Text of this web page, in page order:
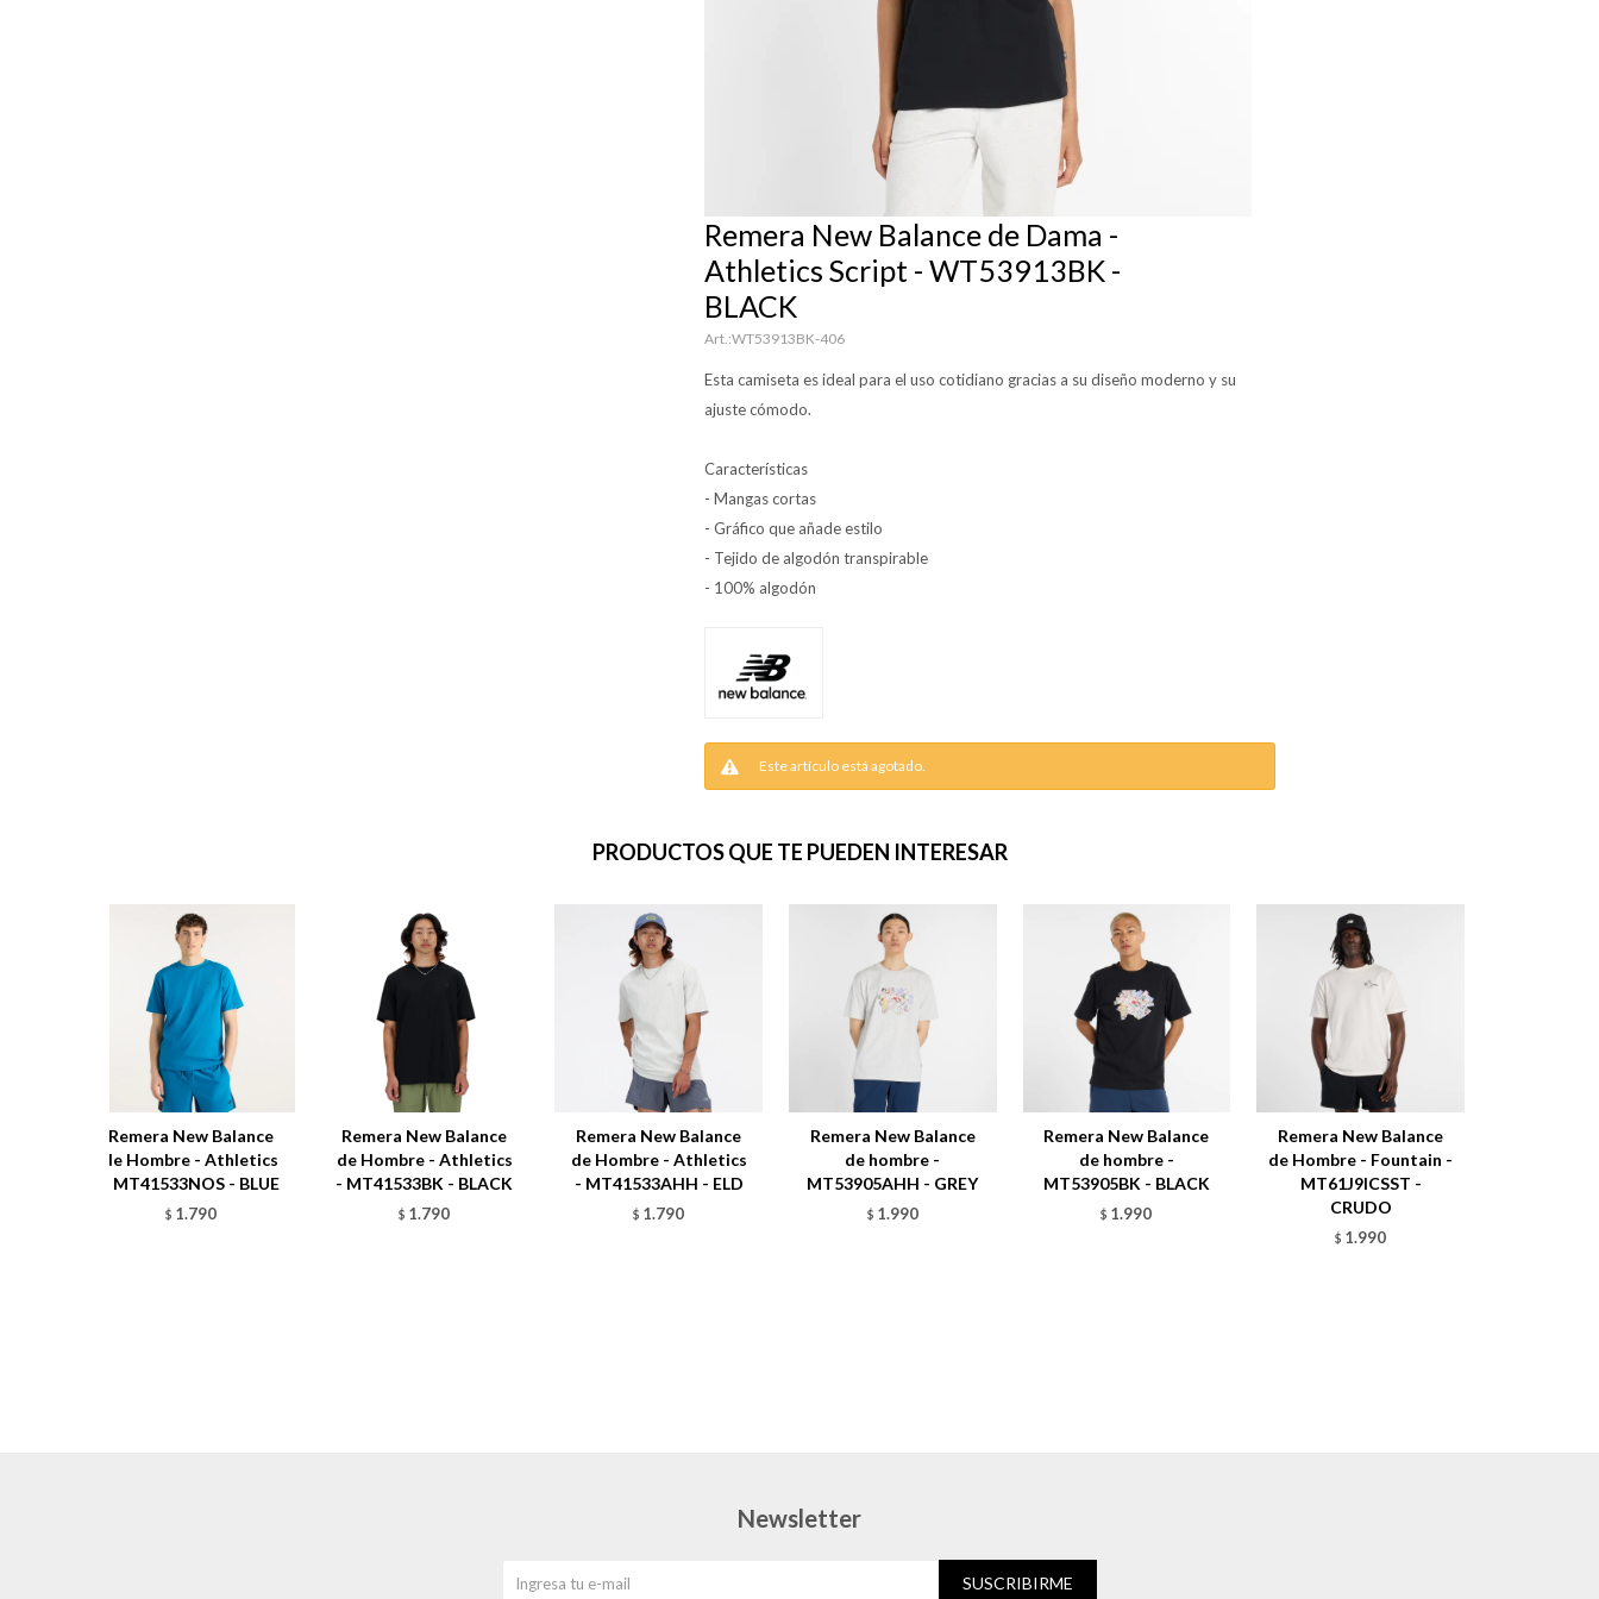
Remera New Balance de Dama -
Athletics Script - WT53913BK -
BLACK
WT53913BK-406
Esta camiseta es ideal para el uso cotidiano gracias a su diseño moderno y su
ajuste cómodo.
Características
- Mangas cortas
- Gráfico que añade estilo
- Tejido de algodón transpirable
- 100% algodón
Este artículo está agotado.
PRODUCTOS QUE TE PUEDEN INTERESAR
Remera New Balance
de Hombre - Athletics
- MT41533NOS - BLUE
$ 1.790
Remera New Balance
de Hombre - Athletics
- MT41533BK - BLACK
$ 1.790
Remera New Balance
de Hombre - Athletics
- MT41533AHH - ELD
$ 1.790
Remera New Balance
de hombre -
MT53905AHH - GREY
$ 1.990
Remera New Balance
de hombre -
MT53905BK - BLACK
$ 1.990
Remera New Balance
de Hombre - Fountain -
MT61J9ICSST -
CRUDO
$ 1.990
Newsletter
SUSCRIBIRME